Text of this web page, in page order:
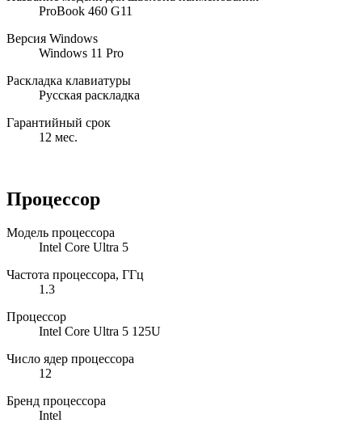
ProBook 460 G11
Версия Windows
Windows 11 Pro
Раскладка клавиатуры
Русская раскладка
Гарантийный срок
12 мес.
Процессор
Модель процессора
Intel Core Ultra 5
Частота процессора, ГГц
1.3
Процессор
Intel Core Ultra 5 125U
Число ядер процессора
12
Бренд процессора
Intel